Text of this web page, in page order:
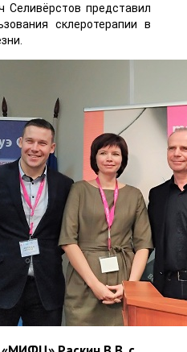
Селивёрстов представил
склеротерапии в